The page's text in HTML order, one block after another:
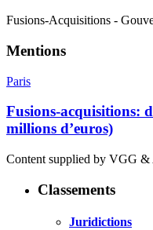
Fusions-Acquisitions -
Mentions
Paris
Fusions-acquisitions:
millions d’euros)
Content supplied by VGG &
Classements
Juridictions